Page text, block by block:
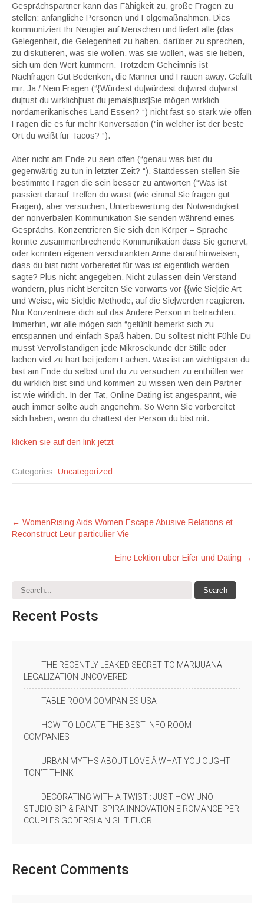
Gesprächspartner kann das Fähigkeit zu, große Fragen zu
stellen: anfängliche Personen und Folgemaßnahmen. Dies
kommuniziert Ihr Neugier auf Menschen und liefert alle {das
Gelegenheit, die Gelegenheit zu haben, darüber zu sprechen,
zu diskutieren, was sie wollen, was sie wollen, was sie lieben,
sich um den Wert kümmern. Trotzdem Geheimnis ist
Nachfragen Gut Bedenken, die Männer und Frauen away. Gefällt
mir, Ja / Nein Fragen (“{Würdest du|würdest du|wirst du|wirst
du|tust du wirklich|tust du jemals|tust|Sie mögen wirklich
nordamerikanisches Land Essen? “) nicht fast so stark wie offen
Fragen die es für mehr Konversation (“in welcher ist der beste
Ort du weißt für Tacos? “).
Aber nicht am Ende zu sein offen (“genau was bist du
gegenwärtig zu tun in letzter Zeit? “). Stattdessen stellen Sie
bestimmte Fragen die sein besser zu antworten (“Was ist
passiert darauf Treffen du warst (wie einmal Sie fragen gut
Fragen), aber versuchen, Unterbewertung der Notwendigkeit
der nonverbalen Kommunikation Sie senden während eines
Gesprächs. Konzentrieren Sie sich den Körper – Sprache
könnte zusammenbrechende Kommunikation dass Sie genervt,
oder könnten eigenen verschränkten Arme darauf hinweisen,
dass du bist nicht vorbereitet für was ist eigentlich werden
sagte? Plus nicht angegeben. Nicht zulassen dein Verstand
wandern, plus nicht Bereiten Sie vorwärts vor {{wie Sie|die Art
und Weise, wie Sie|die Methode, auf die Sie|werden reagieren.
Nur Konzentriere dich auf das Andere Person in betrachten.
Immerhin, wir alle mögen sich “gefühlt bemerkt sich zu
entspannen und einfach Spaß haben. Du solltest nicht Fühle Du
musst Vervollständigen jede Mikrosekunde der Stille oder
lachen viel zu hart bei jedem Lachen. Was ist am wichtigsten du
bist am Ende du selbst und du zu versuchen zu enthüllen wer
du wirklich bist sind und kommen zu wissen wen dein Partner
ist wie wirklich. In der Tat, Online-Dating ist angespannt, wie
auch immer sollte auch angenehm. So Wenn Sie vorbereitet
sich haben, wenn du chattest der Person du bist mit.
klicken sie auf den link jetzt
Categories: Uncategorized
Post
navigation
← WomenRising Aids Women Escape Abusive Relations et
Reconstruct Leur particulier Vie
Eine Lektion über Eifer und Dating →
Recent Posts
THE RECENTLY LEAKED SECRET TO MARIJUANA
LEGALIZATION UNCOVERED
TABLE ROOM COMPANIES USA
HOW TO LOCATE THE BEST INFO ROOM
COMPANIES
URBAN MYTHS ABOUT LOVE Â WHAT YOU OUGHT
TON’T THINK
DECORATING WITH A TWIST : JUST HOW UNO
STUDIO SIP & PAINT ISPIRA INNOVATION E ROMANCE PER
COUPLES GODERSI A NIGHT FUORI
Recent Comments